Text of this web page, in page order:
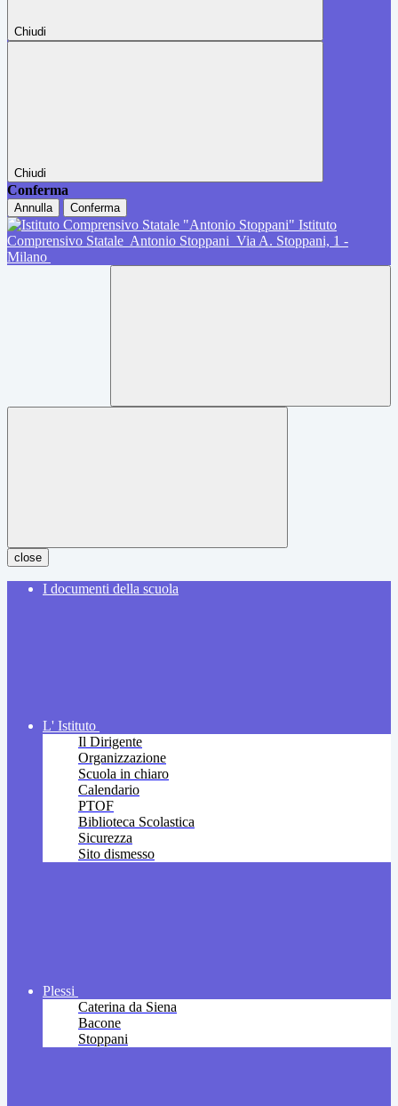
Chiudi
Chiudi
Conferma
Annulla Conferma
Istituto
Comprensivo Statale Antonio Stoppani Via A. Stoppani, 1 -
Milano
close
I documenti della scuola
L' Istituto
Il Dirigente
Organizzazione
Scuola in chiaro
Calendario
PTOF
Biblioteca Scolastica
Sicurezza
Sito dismesso
Plessi
Caterina da Siena
Bacone
Stoppani